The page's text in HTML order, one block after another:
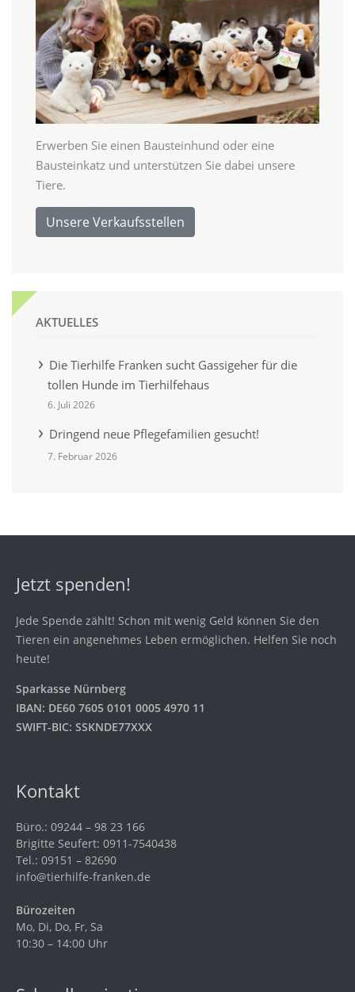
Erwerben Sie einen Bausteinhund oder eine
Bausteinkatz und unterstützen Sie dabei unsere
Tiere.
Unsere Verkaufsstellen
AKTUELLES
Die Tierhilfe Franken sucht Gassigeher für die
tollen Hunde im Tierhilfehaus
6. Juli 2026
Dringend neue Pflegefamilien gesucht!
7. Februar 2026
Jetzt spenden!
Jede Spende zählt! Schon mit wenig Geld können Sie den
Tieren ein angenehmes Leben ermöglichen. Helfen Sie noch
heute!
Sparkasse Nürnberg
IBAN: DE60 7605 0101 0005 4970 11
SWIFT-BIC: SSKNDE77XXX
Kontakt
Büro.: 09244 – 98 23 166
Brigitte Seufert: 0911-7540438
Tel.: 09151 – 82690
info@tierhilfe-franken.de
Bürozeiten
Mo, Di, Do, Fr, Sa
10:30 – 14:00 Uhr